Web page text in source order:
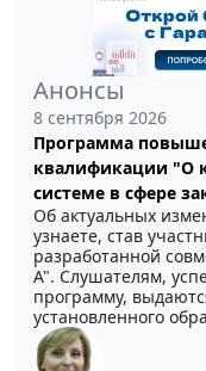
Анонсы
8 сентября 2026
Программа
квалификации "О
системе в сфере
Об актуальных
узнаете, став
разработанной
А". Слушателям,
программу,
установленного